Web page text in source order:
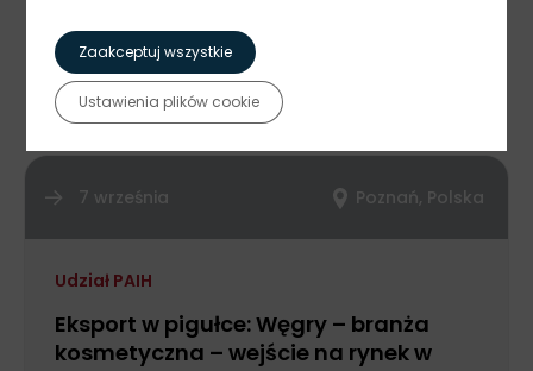
Powiązane artykuły
Publikacje
7 września Poznań, Polska
Udział PAIH
Eksport w pigułce: Węgry – branża
kosmetyczna – wejście na rynek w
Zaakceptuj wszystkie
Ustawienia plików cookie